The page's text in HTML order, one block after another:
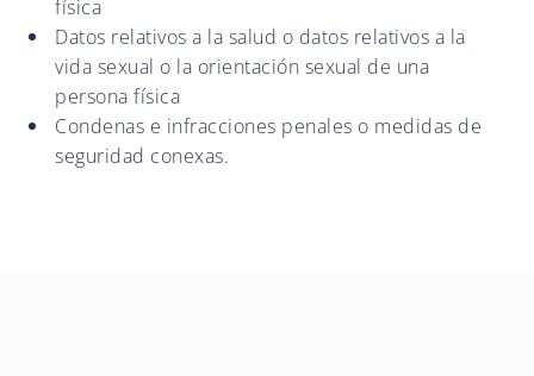
física
Datos relativos a la salud o datos relativos a la
vida sexual o la orientación sexual de una
persona física
Condenas e infracciones penales o medidas de
seguridad conexas.